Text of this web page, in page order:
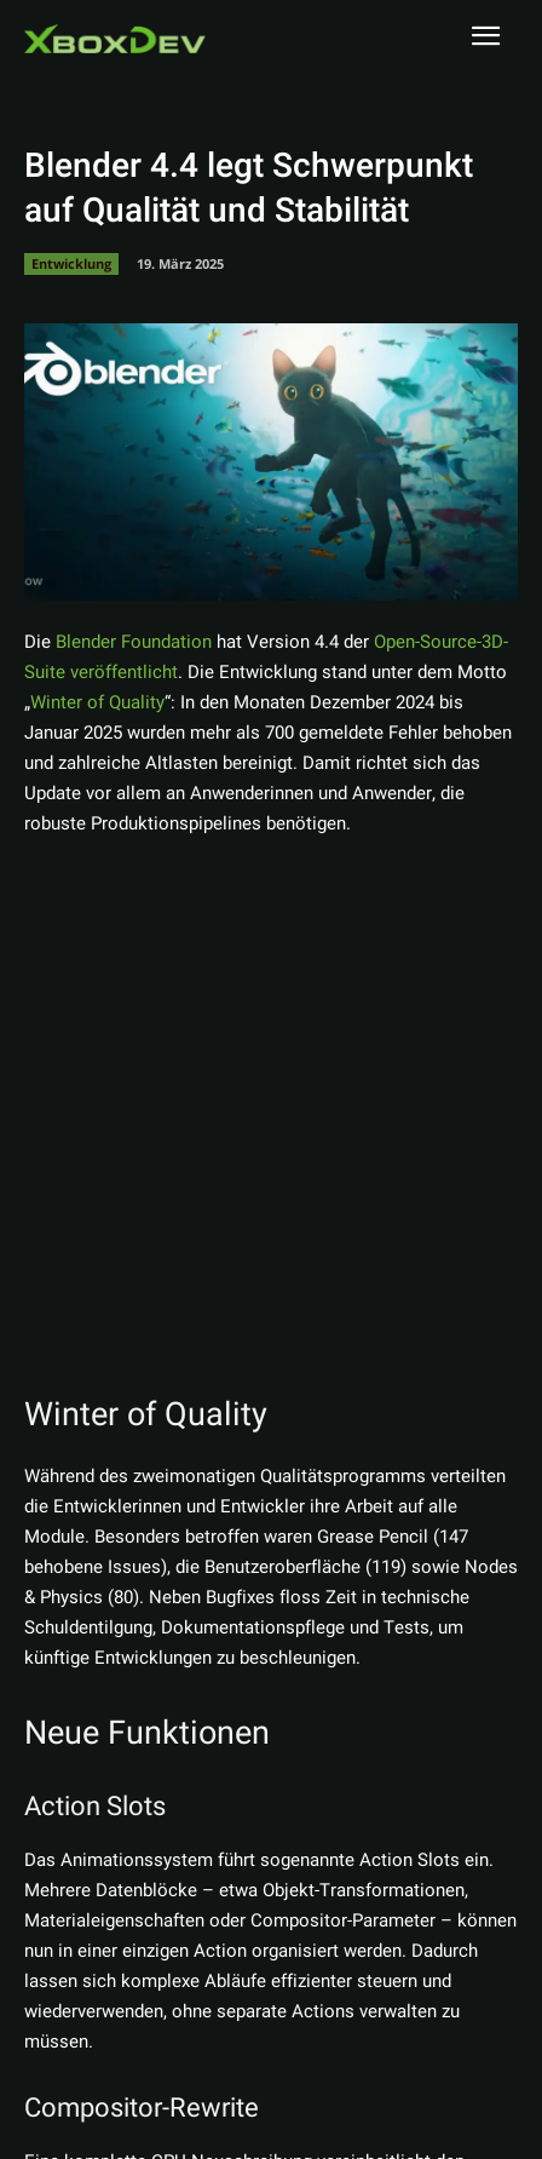
Blender 4.4 legt Schwerpunkt
auf Qualität und Stabilität
Entwicklung 19. März 2025
Die Blender Foundation hat Version 4.4 der Open-Source-3D-
Suite veröffentlicht. Die Entwicklung stand unter dem Motto
„Winter of Quality“: In den Monaten Dezember 2024 bis
Januar 2025 wurden mehr als 700 gemeldete Fehler behoben
und zahlreiche Altlasten bereinigt. Damit richtet sich das
Update vor allem an Anwenderinnen und Anwender, die
robuste Produktionspipelines benötigen.
Winter of Quality
Während des zweimonatigen Qualitätsprogramms verteilten
die Entwicklerinnen und Entwickler ihre Arbeit auf alle
Module. Besonders betroffen waren Grease Pencil (147
behobene Issues), die Benutzeroberfläche (119) sowie Nodes
& Physics (80). Neben Bugfixes floss Zeit in technische
Schuldentilgung, Dokumentationspflege und Tests, um
künftige Entwicklungen zu beschleunigen.
Neue Funktionen
Action Slots
Das Animationssystem führt sogenannte Action Slots ein.
Mehrere Datenblöcke – etwa Objekt-Transformationen,
Material­eigenschaften oder Compositor-Parameter – können
nun in einer einzigen Action organisiert werden. Dadurch
lassen sich komplexe Abläufe effizienter steuern und
wiederverwenden, ohne separate Actions verwalten zu
müssen.
Compositor-Rewrite